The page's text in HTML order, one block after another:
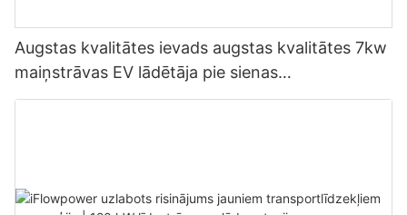
Augstas kvalitātes ievads augstas kvalitātes 7kw
maiņstrāvas EV lādētāja pie sienas
vairumtirdzniecība — iFlowpower